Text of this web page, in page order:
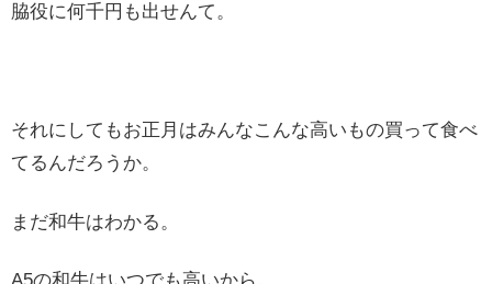
脇役に何千円も出せんて。
それにしてもお正月はみんなこんな高いもの買って食べ
てるんだろうか。
まだ和牛はわかる。